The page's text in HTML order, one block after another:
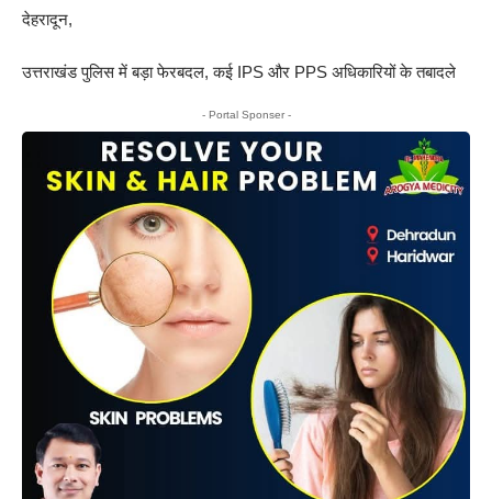
देहरादून,
उत्तराखंड पुलिस में बड़ा फेरबदल, कई IPS और PPS अधिकारियों के तबादले
- Portal Sponser -